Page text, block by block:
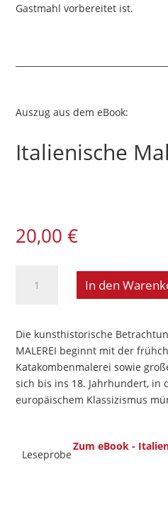
Gastmahl vorbereitet ist.
Auszug aus dem eBook:
Italienische
20,00 €
Malerei
In den
Die kunsthistorische
MALEREI beginnt mit der
Katakombenmalerei sowie
sich bis ins 18. Jahrhundert, in
europäischem Klassizismus
Leseprobe
Zum eBook -